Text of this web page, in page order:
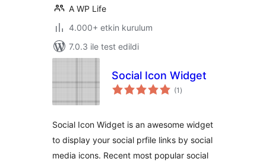
A WP Life
4.000+ etkin kurulum
7.0.3 ile test edildi
Social Icon Widget
(1 toplam
puan
)
Social Icon Widget is an awesome widget
to display your social prfile links by social
media icons. Recent most popular social